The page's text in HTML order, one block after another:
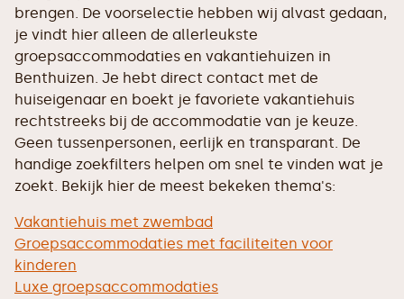
brengen. De voorselectie hebben wij alvast gedaan,
je vindt hier alleen de allerleukste
groepsaccommodaties en vakantiehuizen in
Benthuizen. Je hebt direct contact met de
huiseigenaar en boekt je favoriete vakantiehuis
rechtstreeks bij de accommodatie van je keuze.
Geen tussenpersonen, eerlijk en transparant. De
handige zoekfilters helpen om snel te vinden wat je
zoekt. Bekijk hier de meest bekeken thema's:
Vakantiehuis met zwembad
Groepsaccommodaties met faciliteiten voor
kinderen
Luxe groepsaccommodaties